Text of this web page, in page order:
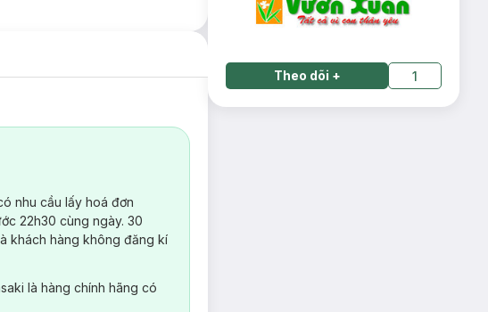
nhu cầu lấy hoá đơn
22h30 cùng ngày. 30
khách hàng không đăng kí
là hàng chính hãng có
Theo dõi + 1